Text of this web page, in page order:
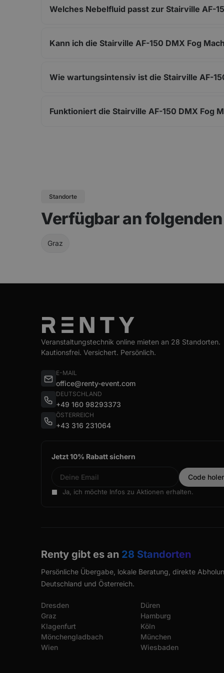
Welches Nebelfluid passt zur Stairville AF-
Kann ich die Stairville AF-150 DMX Fog
Wie wartungsintensiv ist die Stairville AF-
Funktioniert die Stairville AF-150 DMX Fog
Standorte
Verfügbar an folgenden
Graz
Veranstaltungstechnik online mieten an 28 Standorten.
Kautionsfrei. Versichert. Persönlich.
E-MAIL
office@renty-event.com
DEUTSCHLAND
+49 160 98293373
ÖSTERREICH
+43 316 231064
Jetzt 10% Rabatt sichern
Ja, ich möchte Infos zu Aktionen erhalten.
Renty gibt es an 28 Standorten
Persönliche Übergabe, lokale Beratung, direkte
Deutschland und Österreich.
Dresden
Graz
Klagenfurt
Mönchengladbach
Wien
Düren
Hamburg
Köln
München
Wiesbaden